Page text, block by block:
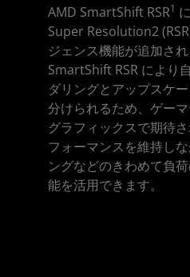
AMD SmartShift RSR1
Super Resolution2
ジェンス機能が追加され
SmartShift RSR により
ダリングとアップスケ
分けられるため、ゲー
グラフィックスで期待
フォーマンスを維持し
ングなどのきわめて負
能を活用できます。